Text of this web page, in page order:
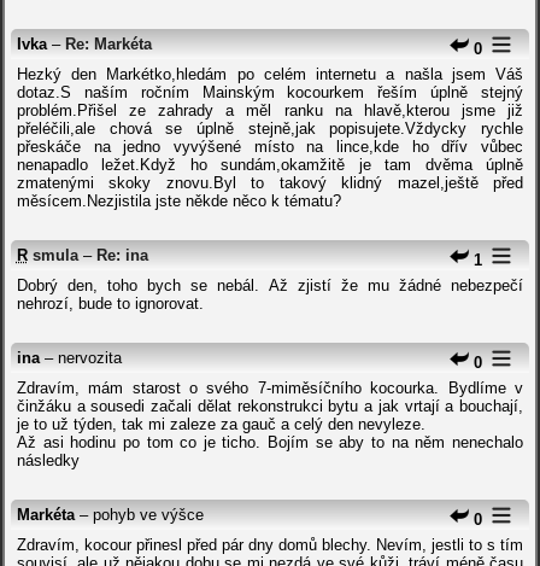
0
Ivka– Re: Markéta
Hezký den Markétko,hledám po celém internetu a našla jsem Váš
dotaz.S naším ročním Mainským kocourkem řeším úplně stejný
problém.Přišel ze zahrady a měl ranku na hlavě,kterou jsme již
přeléčili,ale chová se úplně stejně,jak popisujete.Vždycky rychle
přeskáče na jedno vyvýšené místo na lince,kde ho dřív vůbec
nenapadlo ležet.Když ho sundám,okamžitě je tam dvěma úplně
zmatenými skoky znovu.Byl to takový klidný mazel,ještě před
měsícem.Nezjistila jste někde něco k tématu?
1
R smula – Re: ina
Dobrý den, toho bych se nebál. Až zjistí že mu žádné nebezpečí
nehrozí, bude to ignorovat.
0
ina– nervozita
Zdravím, mám starost o svého 7-miměsíčního kocourka. Bydlíme v
činžáku a sousedi začali dělat rekonstrukci bytu a jak vrtají a bouchají,
je to už týden, tak mi zaleze za gauč a celý den nevyleze.
Až asi hodinu po tom co je ticho. Bojím se aby to na něm nenechalo
následky
0
Markéta– pohyb ve výšce
Zdravím, kocour přinesl před pár dny domů blechy. Nevím, jestli to s tím